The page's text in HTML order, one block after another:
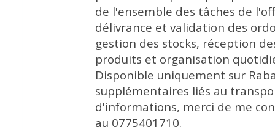
de l'ensemble des tâches de
délivrance et validation des
gestion des stocks, réception
produits et organisation
Disponible uniquement sur
supplémentaires liés au
d'informations, merci de me
au 0775401710.